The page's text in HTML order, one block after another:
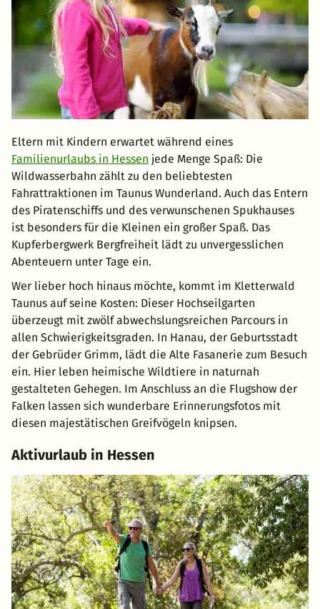
Eltern mit Kindern erwartet während eines
Familienurlaubs in Hessen jede Menge Spaß: Die
Wildwasserbahn zählt zu den beliebtesten
Fahrattraktionen im Taunus Wunderland. Auch das Entern
des Piratenschiffs und des verwunschenen Spukhauses
ist besonders für die Kleinen ein großer Spaß. Das
Kupferbergwerk Bergfreiheit lädt zu unvergesslichen
Abenteuern unter Tage ein.
Wer lieber hoch hinaus möchte, kommt im Kletterwald
Taunus auf seine Kosten: Dieser Hochseilgarten
überzeugt mit zwölf abwechslungsreichen Parcours in
allen Schwierigkeitsgraden. In Hanau, der Geburtsstadt
der Gebrüder Grimm, lädt die Alte Fasanerie zum Besuch
ein. Hier leben heimische Wildtiere in naturnah
gestalteten Gehegen. Im Anschluss an die Flugshow der
Falken lassen sich wunderbare Erinnerungsfotos mit
diesen majestätischen Greifvögeln knipsen.
Aktivurlaub in Hessen